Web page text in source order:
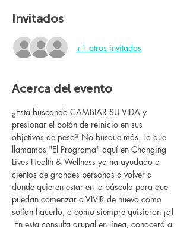
Invitados
+1 otros invitados
Acerca del evento
¿Está buscando CAMBIAR SU VIDA y
presionar el botón de reinicio en sus
objetivos de peso? No busque más. Lo que
llamamos "El Programa" aquí en Changing
Lives Health & Wellness ya ha ayudado a
cientos de grandes personas a volver a
donde quieren estar en la báscula para que
puedan comenzar a VIVIR de nuevo como
solían hacerlo, o como siempre quisieron ¡a!